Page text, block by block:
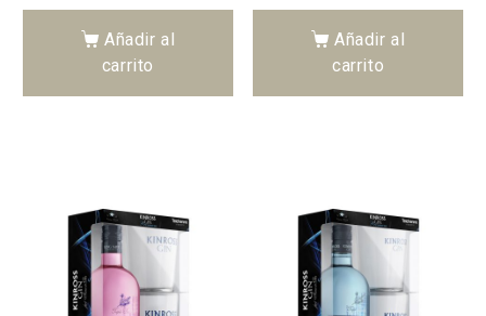
Añadir al
carrito
Añadir al
carrito